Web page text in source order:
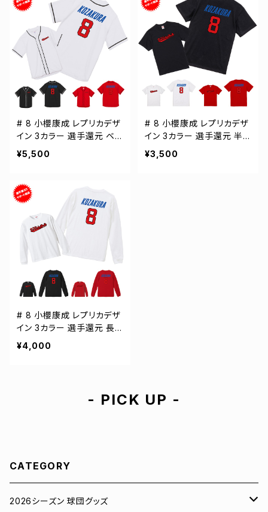
# 8 小櫻康成 レプリカデザ
イン 3カラー 選手還元 ベ
ースボールシャツ S-XXLサ
イズ 598201
¥5,500
# 8 小櫻康成 レプリカデザ
イン 3カラー 選手還元 半
袖Tシャツ S-XXXLサイズ
500101
¥3,500
# 8 小櫻康成 レプリカデザ
イン 3カラー 選手還元 長
袖Tシャツ S-XXLサイズ 5
01101
¥4,000
- PICK UP -
CATEGORY
2026シーズン 球団グッズ